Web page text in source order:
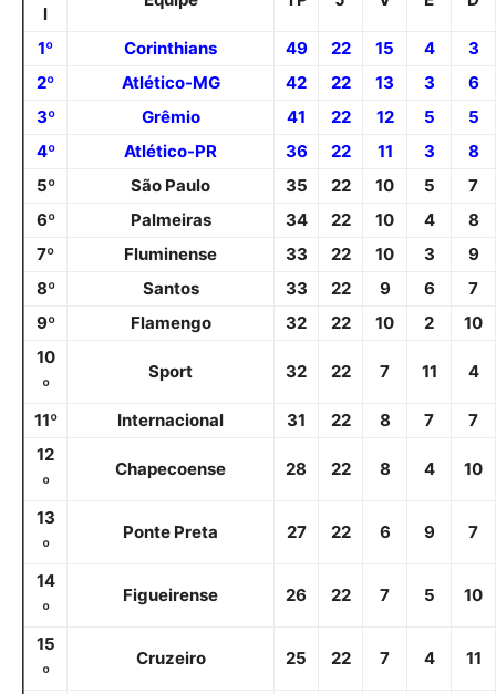
l
1º Corinthians 49 22 15 4
3
2º
Atlético-MG 42 22 13 3
6
3º
Grêmio 41 22 12 5
5
4º
Atlético-PR 36 22 11 3
8
5º
São Paulo 35 22 10 5
7
6º
Palmeiras 34 22 10 4
8
7º
Fluminense 33 22 10 3
9
8º
Santos 33 22 9 6
7
9º
Flamengo 32 22 10 2
10
10
º
Sport 32 22 7 11 4
11º Internacional 31 22 8 7
7
12
º
Chapecoense 28 22 8 4 10
13
º
Ponte Preta 27 22 6 9 7
14
º
Figueirense 26 22 7 5 10
15
º
Cruzeiro 25 22 7 4 11